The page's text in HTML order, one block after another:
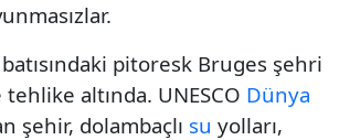
pitoresk Bruges şehri
altında. UNESCO Dünya
şehir, dolambaçlı su yolları,